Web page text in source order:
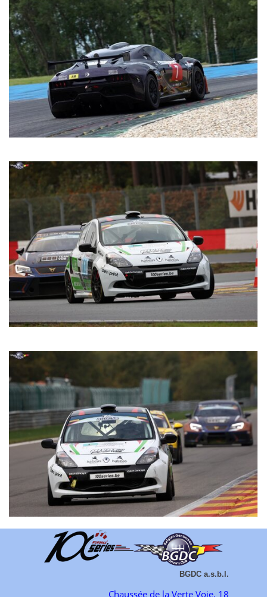
BGDC a.s.b.l.
Chaussée de la Verte Voie, 18